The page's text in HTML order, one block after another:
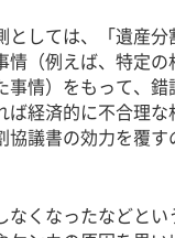
しては、「遺産
（例えば、特定
情）をもって、
経済的に不合理
議書の効力を覆
くなったなどと